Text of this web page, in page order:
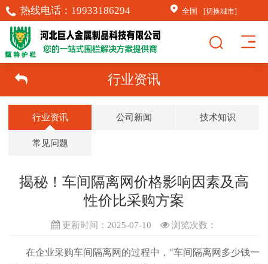
热线电话： 19933186294 全国 [切换城市]
行业资讯
行业资讯 公司新闻 技术知识
常见问题
揭秘！车间隔离网价格影响因素及高
性价比采购方案
更新时间：2025-07-10 浏览次数：
在企业采购车间隔离网 的过程中， “车间隔离网多少钱一